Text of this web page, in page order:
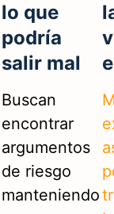
lo que
podría
salir mal
Buscan
encontrar
argumentos
de riesgo
manteniendo